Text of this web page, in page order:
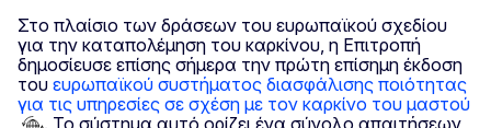
Στο πλαίσιο των δράσεων του ευρωπαϊκού σχεδίου
για την καταπολέμηση του καρκίνου, η Επιτροπή
δημοσίευσε επίσης σήμερα την πρώτη επίσημη έκδοση
του ευρωπαϊκού συστήματος διασφάλισης ποιότητας
για τις υπηρεσίες σε σχέση με τον καρκίνο του μαστού
. Το σύστημα αυτό ορίζει ένα σύνολο απαιτήσεων